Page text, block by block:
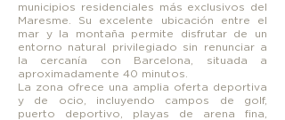
municipios residenciales más exclusivos del
Maresme. Su excelente ubicación entre el
mar y la montaña permite disfrutar de un
entorno natural privilegiado sin renunciar a
la cercanía con Barcelona, situada a
aproximadamente 40 minutos.
La zona ofrece una amplia oferta deportiva
y de ocio, incluyendo campos de golf,
puerto deportivo, playas de arena fina,